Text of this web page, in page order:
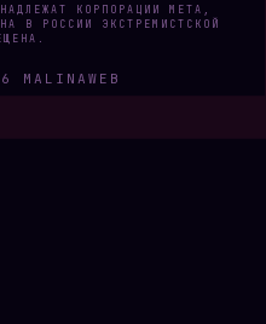
КОРПОРАЦИИ META,
В РОССИИ ЭКСТРЕМИСТСКОЙ
MALINAWEB